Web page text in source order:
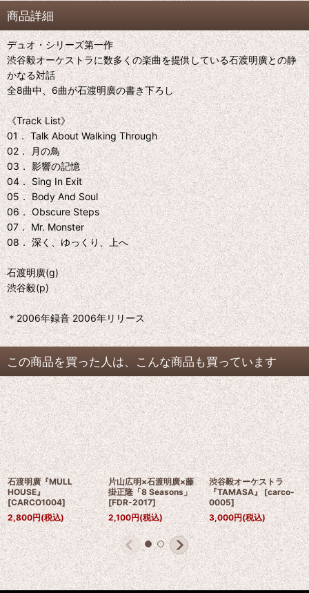
商品詳細
デュオ・シリーズ第一作
渋谷毅オーケストラに数多くの楽曲を提供している石渡明廣との静
かなる対話
全8曲中、6曲が石渡明廣の書き下ろし
《Track List》
01． Talk About Walking Through
02． 月の鳥
03． 影響の記憶
04． Sing In Exit
05． Body And Soul
06． Obscure Steps
07． Mr. Monster
08． 深く、ゆっくり、上へ
石渡明廣(g)
渋谷毅(p)
＊2006年録音 2006年リリース
この商品を買った人は、こんな商品も買っています
石渡明廣『MULL
HOUSE』
[CARCO1004]
2,800円(税込)
片山広明×石渡明廣×藤
掛正隆「8 Seasons」
[FDR-2017]
2,100円(税込)
渋谷毅オーケストラ
『TAMASA』 [carco-
0005]
3,000円(税込)